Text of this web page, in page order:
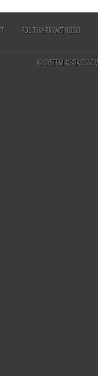
POLITYKA PRYWATNOŚCI
© SYSTEM AGATA